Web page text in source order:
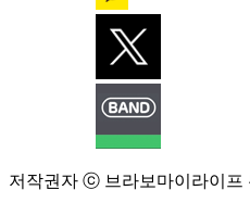
저작권자 ⓒ 브라보마이라이프